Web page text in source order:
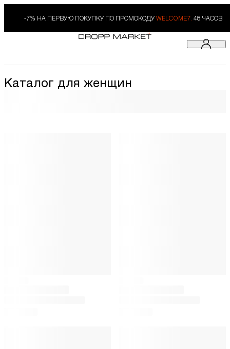
-7% НА ПЕРВУЮ ПОКУПКУ ПО ПРОМОКОДУ WELCOME7. 48 ЧАСОВ
Каталог для женщин